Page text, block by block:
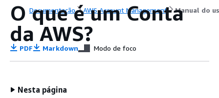
Documentação AWS Account Management Manual do
O que é um Conta
da AWS?
PDF Markdown Modo de foco
Nesta página